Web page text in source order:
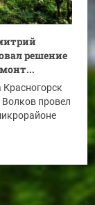
решение
Красногорск
провел